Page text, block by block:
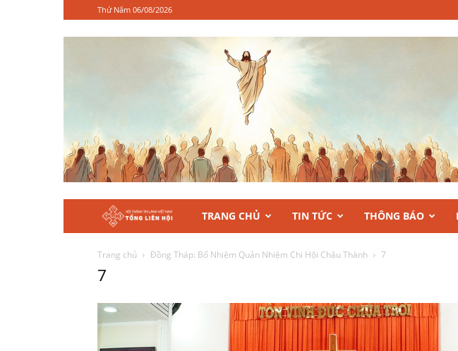
Thứ Năm 06/08/2026
Hội
Thánh
TRANG CHỦ TIN TỨC THÔNG BÁO
Trang chủ Đồng Tháp: Bổ Nhiệm Quản Nhiệm Chi Hội Châu Thành 7
7